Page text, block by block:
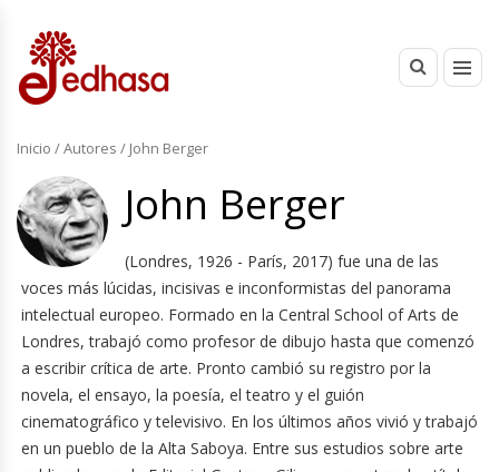
Inicio / Autores / John Berger
John Berger
(Londres, 1926 - París, 2017) fue una de las
voces más lúcidas, incisivas e inconformistas del panorama
intelectual europeo. Formado en la Central School of Arts de
Londres, trabajó como profesor de dibujo hasta que comenzó
a escribir crítica de arte. Pronto cambió su registro por la
novela, el ensayo, la poesía, el teatro y el guión
cinematográfico y televisivo. En los últimos años vivió y trabajó
en un pueblo de la Alta Saboya. Entre sus estudios sobre arte